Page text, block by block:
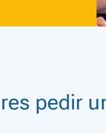
pedir